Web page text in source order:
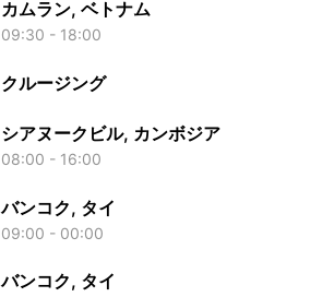
カムラン, ベトナム
09:30 - 18:00
クルージング
シアヌークビル, カンボジア
08:00 - 16:00
バンコク, タイ
09:00 - 00:00
バンコク, タイ